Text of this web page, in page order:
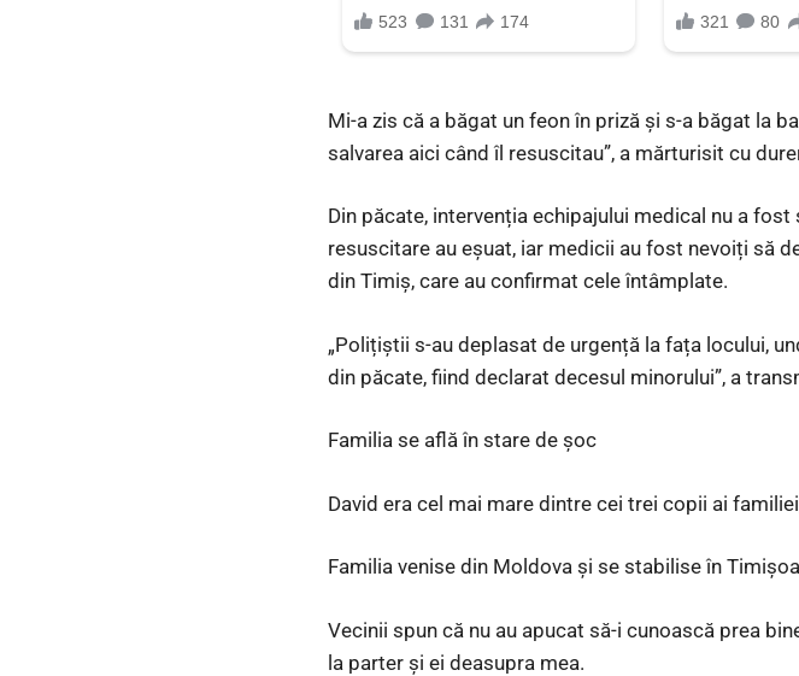
Mi-a zis că a băgat un feon în priză şi s-a băgat la
salvarea aici când îl resuscitau”, a mărturisit cu
Din păcate, intervenția echipajului medical nu a
resuscitare au eșuat, iar medicii au fost nevoiți să
din Timiș, care au confirmat cele întâmplate.
„Polițiștii s-au deplasat de urgență la fața locului,
din păcate, fiind declarat decesul minorului”, a
Familia se află în stare de șoc
David era cel mai mare dintre cei trei copii ai
Familia venise din Moldova și se stabilise în
Vecinii spun că nu au apucat să-i cunoască prea
la parter și ei deasupra mea.